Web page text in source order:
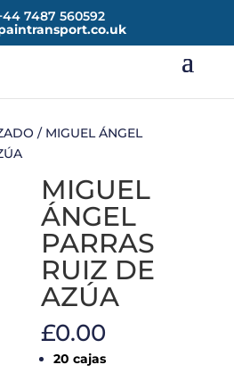
7487 560592
/ MIGUEL ÁNGEL
MIGUEL
ÁNGEL
PARRAS
RUIZ DE
AZÚA
£0.00
20 cajas